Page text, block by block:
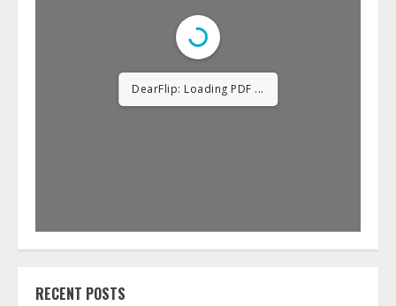
DearFlip: Loading PDF
12% ...
RECENT POSTS